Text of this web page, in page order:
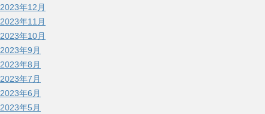
2023年12月
2023年11月
2023年10月
2023年9月
2023年8月
2023年7月
2023年6月
2023年5月